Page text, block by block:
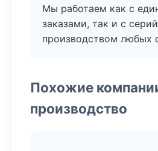
Мы работаем как с
заказами, так и с
производством любых
Похожие
производство